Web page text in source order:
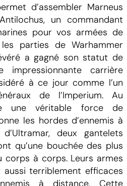
d’assembler Marneus
un commandant
pour vos armées de
parties de Warhammer
a gagné son statut de
impressionnante carrière
à ce jour comme l’un
de l’Imperium. Au
une véritable force de
les hordes d’ennemis à
deux gantelets
qu’une bouchée des plus
corps à corps. Leurs armes
terriblement efficaces
à distance. Cette